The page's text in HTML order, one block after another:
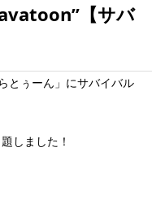
【サバ
とぅーん」にサバイバル
しました！